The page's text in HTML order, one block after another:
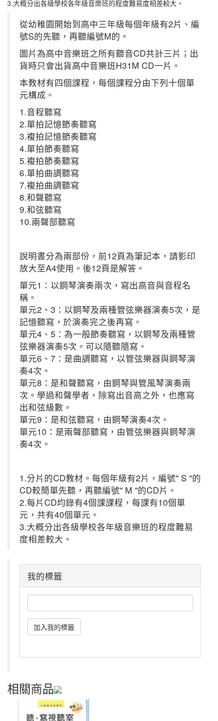
3.大概分出各級學校各年級音樂班的程度難易度相差較大。
從幼稚園開始到高中三年級每個年級有2片、編
號S的先聽，再聽編號M的。
圖片為高中音樂班之所有聽音CD共計三片；出
貨時只會出貨高中音樂班H31M CD一片。
本教材有四個課程，每個課程分由下列十個單
元構成。
1.音程聽寫
2.單拍記憶節奏聽寫
3.複拍記憶節奏聽寫
4.單拍節奏聽寫
5.複拍節奏聽寫
6.單拍曲調聽寫
7.複拍曲調聽寫
8.和聲聽寫
9.和弦聽寫
10.兩聲部聽寫
說明書分為兩部份，前12頁為筆記本，請影印
放大至A4使用。後12頁是解答。
單元1：以鋼琴演奏兩次，寫出高音與音程名
稱。
單元2、3：以鋼琴及兩種管弦樂器演奏5次，是
記憶聽寫，於演奏完之後再寫。
單元4、5：為一般節奏聽寫，以鋼琴及兩種管
弦樂器演奏5次。可以隨聽隨寫。
單元6、7：是曲調聽寫，以管弦樂器與鋼琴演
奏4次。
單元8：是和聲聽寫，由鋼琴與管風琴演奏兩
次。學過和聲學者，除寫出音高之外，也應寫
出和弦級數。
單元9：是和弦聽寫，由鋼琴演奏4次。
單元10：是兩聲部聽寫，由管弦樂器與鋼琴演
奏4次。
1.分片的CD教材。每個年級有2片，編號" S "的
CD較簡單先聽，再聽編號" M "的CD片。
2.每片CD均錄有4個課課程，每課有10個單
元，共有40個單元。
3.大概分出各級學校各年級音樂班的程度難易
度相差較大。
我的標籤
相關商品